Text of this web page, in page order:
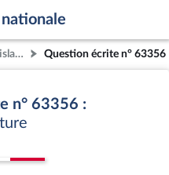
Question écrite n° 63356
n° 63356 :